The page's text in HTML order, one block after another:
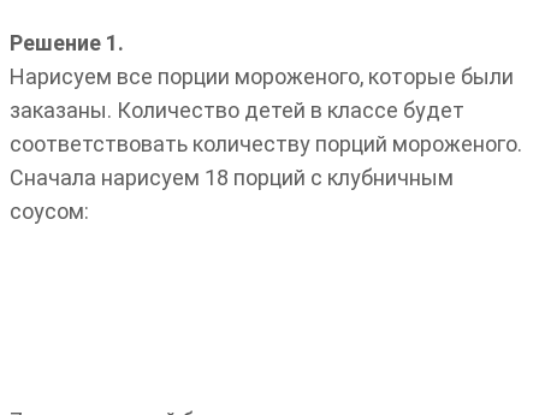
Решение 1.
Нарисуем все порции мороженого, которые были
заказаны. Количество детей в классе будет
соответствовать количеству порций мороженого.
Сначала нарисуем 18 порций с клубничным
соусом: